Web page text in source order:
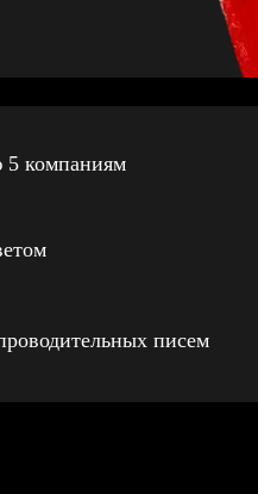
5 компаниям
писем